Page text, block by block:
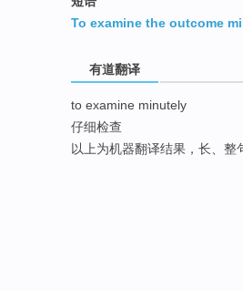
To examine the outcome
有道翻译
to examine minutely
仔细检查
以上为机器翻译结果，长、整